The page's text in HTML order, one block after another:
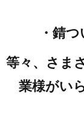
・錆
等々、さま
業様がい